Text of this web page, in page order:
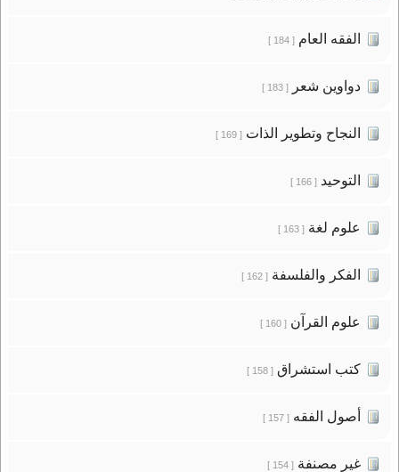
الفقه العام[ 184 ]
دواوين شعر[ 183 ]
النجاح وتطوير الذات[ 169 ]
التوحيد[ 166 ]
علوم لغة[ 163 ]
الفكر والفلسفة[ 162 ]
علوم القرآن[ 160 ]
كتب استشراق[ 158 ]
أصول الفقه[ 157 ]
غير مصنفة[ 154 ]